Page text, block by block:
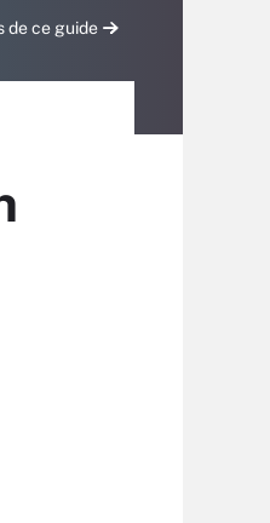
de ce guide